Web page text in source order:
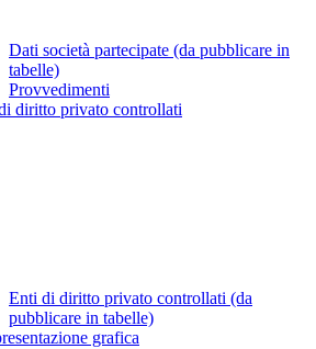
Dati società partecipate (da pubblicare in
tabelle)
Provvedimenti
diritto privato controllati
Enti di diritto privato controllati (da
pubblicare in tabelle)
grafica